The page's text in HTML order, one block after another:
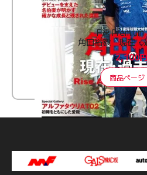
F速
角田裕毅 現在・
2,100円
商品ページ